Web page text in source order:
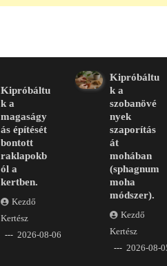
Kipróbáltu
k a
magaságy
ás építését
bontott
raklapokb
ól a
kertben.
Kezdő
Kertész
2026-08-06
Kipróbáltu
k a
szobanövé
nyek
szaporítás
át
mohában
(sphagnum
moha
módszer).
Kezdő
Kertész
2026-08-